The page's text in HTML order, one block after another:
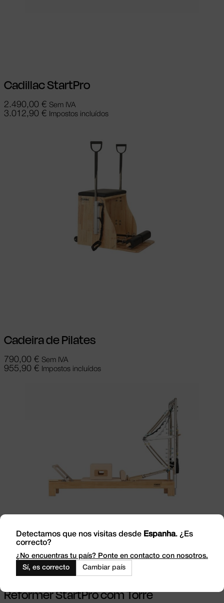
Cadillac StartPro
2.490,00 € Sem IVA
3.012,90 € Impostos incluídos
Cadeira de Pilates
790,00 € Sem IVA
955,90 € Impostos incluídos
Ver opções This product has multiple
variants. The options may be chosen on
Reformer StartPro com Torre
Detectamos que nos visitas desde Espanha. ¿Es
correcto?
¿No encuentras tu país? Ponte en contacto con nosotros.
Sí, es correcto
Cambiar país